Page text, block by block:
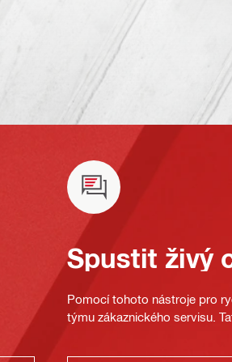
Spustit živý
Pomocí tohoto nástroje pro
týmu zákaznického servisu.